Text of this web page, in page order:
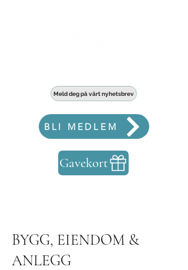
Meld deg på vårt nyhetsbrev
BLI MEDLEM
Gavekort
BYGG, EIENDOM &
ANLEGG